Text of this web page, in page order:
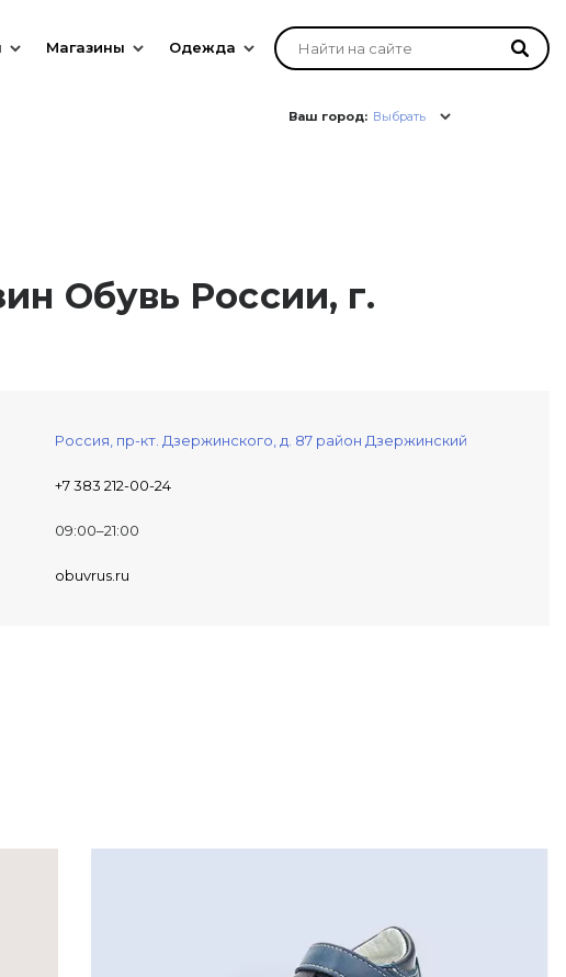
Магазины Одежда
Ваш город: Выбрать
Обувь России, г.
Россия, пр-кт. Дзержинского, д. 87 район Дзержинский
+7 383 212-00-24
09:00–21:00
obuvrus.ru